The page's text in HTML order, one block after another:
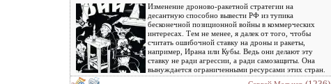
Изменение дроново-ракетной стратегии на
десантную способно вывести РФ из тупика
бесконечной позиционной войны в коммерческих
интересах. Тем не менее, я далек от того, чтобы
считать ошибочной ставку на дроны и ракеты,
например, Ирана или Кубы. Ведь они делают эту
ставку не ради агрессии, а ради самозащиты. Она
вынуждается ограниченными ресурсами этих стран.